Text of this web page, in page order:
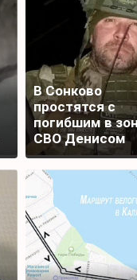
В Сонково
простятся с
погибшим в
СВО Денисом
Шаповаловым